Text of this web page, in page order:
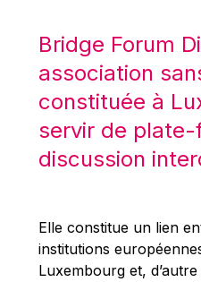
Mario Centeno
Mario Monti
Maroš
Martin Bailey
Martine
Michael
Michel Goedert
Bridge Forum
association
constituée à
servir de plate-
discussion
Elle constitue un lien
institutions
Luxembourg et,